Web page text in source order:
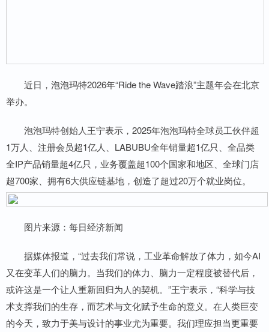
近日，泡泡玛特2026年“Ride the Wave踏浪”主题年会在北京
举办。
泡泡玛特创始人王宁表示，2025年泡泡玛特全球员工伙伴超
1万人、注册会员超1亿人、LABUBU全年销量超1亿只、全品类
全IP产品销量超4亿只，业务覆盖超100个国家和地区、全球门店
超700家、拥有6大供应链基地，创造了超过20万个就业岗位。
图片来源：每日经济新闻
据媒体报道，“过去我们常说，工业革命解放了体力，如今AI
又在变革人们的脑力。当我们的体力、脑力一定程度被替代后，
或许这是一个让人重新回归为人的契机。”王宁表示，“科学与技
术支撑我们的生存，而艺术与文化赋予生命的意义。在人类巨变
的今天，致力于美与设计的事业尤为重要。我们理应担当更重要